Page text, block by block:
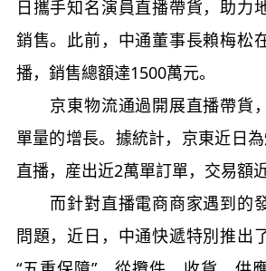
日攜手知名演員直播帶貨，助力
銷售。此前，中通董事長賴梅松
播，銷售總額達1500萬元。
京東物流通過開展直播帶貨
單量的增長。據統計，京東近日
直播，産出近2萬單訂單，交易額
而針對直播電商商家遇到的
問題，近日，中通快遞特別推出